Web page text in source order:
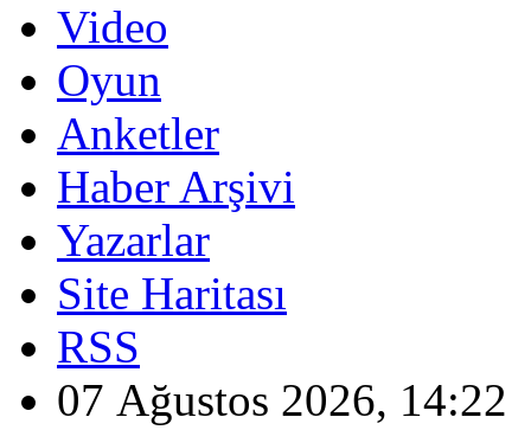
Video
Oyun
Anketler
Haber Arşivi
Yazarlar
Site Haritası
RSS
07 Ağustos 2026, 14:22